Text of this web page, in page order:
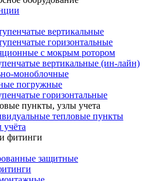
вертикальные
горизонтальные
с мокрым ротором
вертикальные (ин-лайн)
моноблочные
погружные
горизонтальные
пункты, узлы учета
тепловые пункты
фитинги
защитные